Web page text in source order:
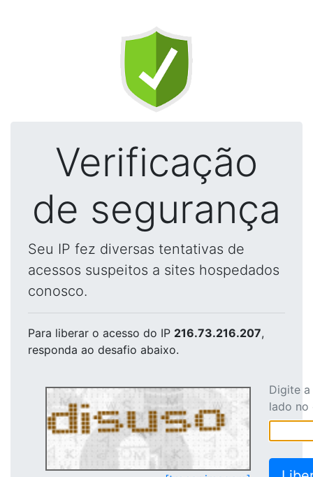
Verificação
de segurança
Seu IP fez diversas tentativas de
acessos suspeitos a sites hospedados
conosco.
Para liberar o acesso do IP 216.73.216.207,
responda ao desafio abaixo.
Digite
lado no